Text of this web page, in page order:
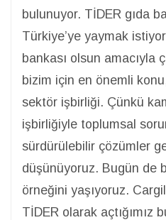
bulunuyor. TİDER gıda
Türkiye’ye yaymak
bankası olsun amacıyla
bizim için en önemli
sektör işbirliği. Çünkü
işbirliğiyle toplumsal
sürdürülebilir çözümler
düşünüyoruz. Bugün de
örneğini yaşıyoruz.
TİDER olarak açtığımız